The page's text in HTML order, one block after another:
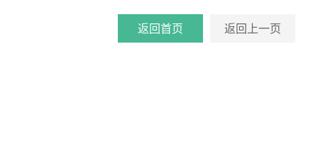
返回首页 返回上一页